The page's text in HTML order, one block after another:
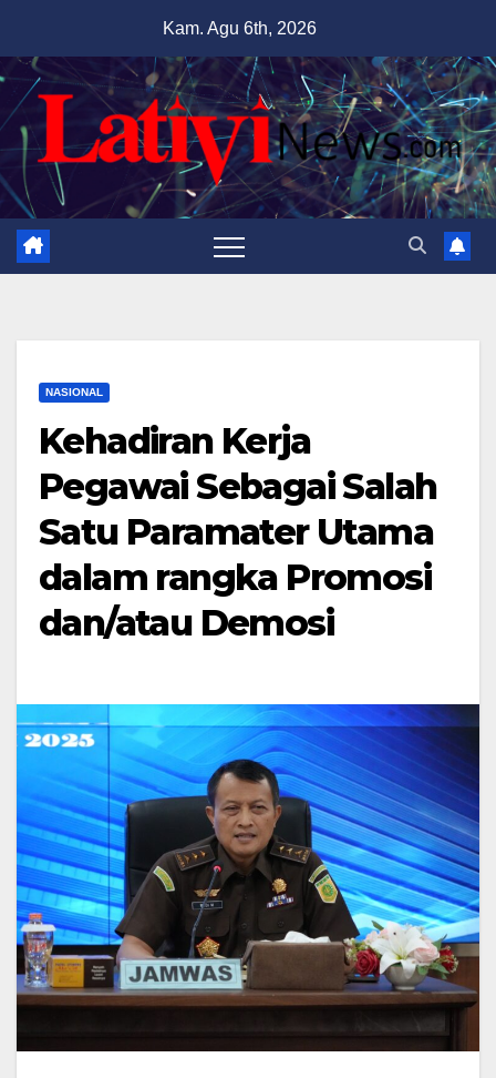
content
Kam. Agu 6th, 2026
NASIONAL
Kehadiran Kerja
Pegawai Sebagai Salah
Satu Paramater Utama
dalam rangka Promosi
dan/atau Demosi